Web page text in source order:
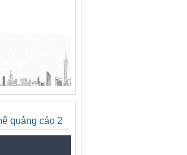
quảng cáo 2